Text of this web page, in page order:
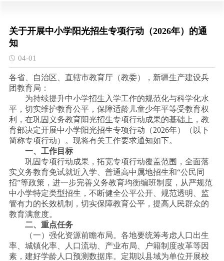
关于开展中小学阳光招生专项行动（2026年）的通
知
04-01
各省、自治区、直辖市教育厅（教委），新疆生产建设兵
团教育局：
为持续提升中小学招生入学工作的规范化与科学化水
平，切实维护教育公平，保障适龄儿童少年平等受教育权
利，在巩固义务教育阳光招生专项行动成果的基础上，教
育部决定开展中小学阳光招生专项行动（2026年）（以下
简称专项行动）。现将有关工作要求通知如下。
一、工作目标
巩固专项行动成果，拓宽专项行动覆盖范围，全面落
实义务教育免试就近入学、普通高中属地招生和“公民同
招”等政策，进一步完善义务教育均衡编班制度，从严规范
中小学特定类型招生，不断健全公平公开、规范透明、监
管有力的长效机制，切实保障教育公平，提高人民群众的
教育满意度。
二、重点任务
（一）强化资源前瞻布局。各地要统筹考虑人口出生
率、城镇化率、人口流动、产业布局、户籍制度改革等因
素，建好学龄人口预测数据库。定期以县域为单位开展校